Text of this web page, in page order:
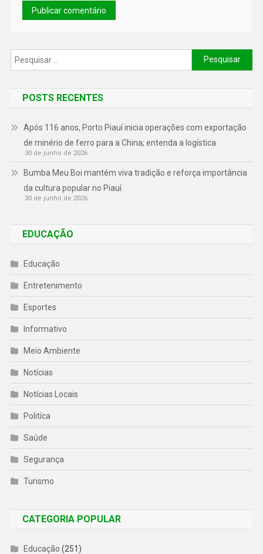
POSTS RECENTES
Após 116 anos, Porto Piauí inicia operações com exportação
de minério de ferro para a China; entenda a logística
30 de junho de 2026
Bumba Meu Boi mantém viva tradição e reforça importância
da cultura popular no Piauí
30 de junho de 2026
EDUCAÇÃO
Educação
Entretenimento
Esportes
Informativo
Meio Ambiente
Notícias
Notícias Locais
Politíca
Saúde
Segurança
Turismo
CATEGORIA POPULAR
Educação (251)